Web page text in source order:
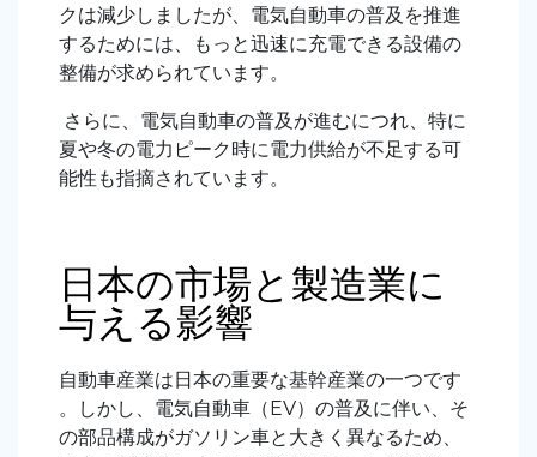
クは減少しましたが、電気自動車の普及を推進
するためには、もっと迅速に充電できる設備の
整備が求められています。
さらに、電気自動車の普及が進むにつれ、特に
夏や冬の電力ピーク時に電力供給が不足する可
能性も指摘されています。
日本の市場と製造業に
与える影響
自動車産業は日本の重要な基幹産業の一つです
。しかし、電気自動車（EV）の普及に伴い、そ
の部品構成がガソリン車と大きく異なるため、